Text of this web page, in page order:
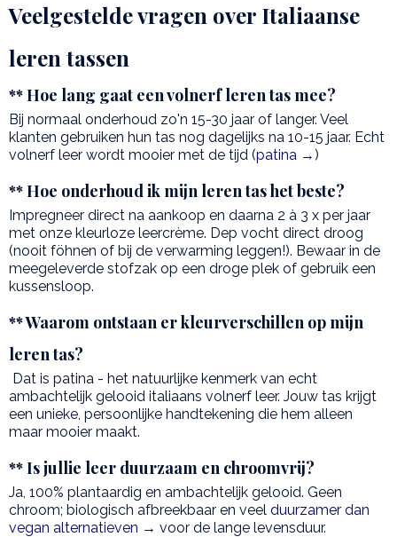
Veelgestelde vragen over Italiaanse
leren tassen
** Hoe lang gaat een volnerf leren tas mee?
Bij normaal onderhoud zo'n 15-30 jaar of langer. Veel
klanten gebruiken hun tas nog dagelijks na 10-15 jaar. Echt
volnerf leer wordt mooier met de tijd (patina → )
** Hoe onderhoud ik mijn leren tas het beste?
Impregneer direct na aankoop en daarna 2 à 3 x per jaar
met onze kleurloze leercrème. Dep vocht direct droog
(nooit föhnen of bij de verwarming leggen!). Bewaar in de
meegeleverde stofzak op een droge plek of gebruik een
kussensloop.
** Waarom ontstaan er kleurverschillen op mijn
leren tas?
Dat is patina - het natuurlijke kenmerk van echt
ambachtelijk gelooid italiaans volnerf leer. Jouw tas krijgt
een unieke, persoonlijke handtekening die hem alleen
maar mooier maakt.
** Is jullie leer duurzaam en chroomvrij?
Ja, 100% plantaardig en ambachtelijk gelooid. Geen
chroom; biologisch afbreekbaar en veel duurzamer dan
vegan alternatieven → voor de lange levensduur.